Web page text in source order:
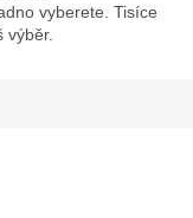
vyberete. Tisíce
výběr.